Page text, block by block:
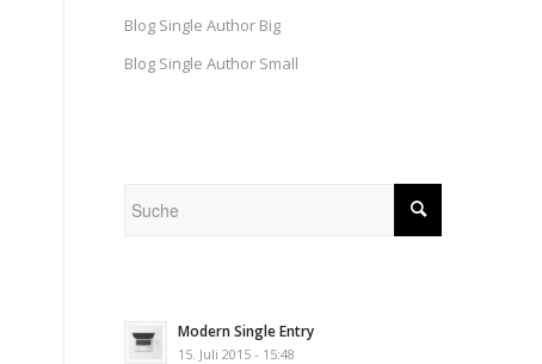
Blog Single Author Big
Blog Single Author Small
Modern Single Entry
15. Juli 2015 - 15:48